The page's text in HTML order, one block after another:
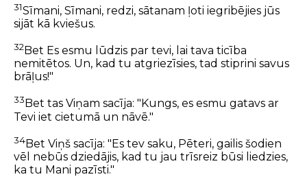
31Sīmani, Sīmani, redzi, sātanam ļoti iegribējies jūs
sijāt kā kviešus.
32 Bet Es esmu lūdzis par tevi, lai tava ticība
nemitētos. Un, kad tu atgriezīsies, tad stiprini savus
brāļus!"
33 Bet tas Viņam sacīja: "Kungs, es esmu gatavs ar
Tevi iet cietumā un nāvē."
34Bet Viņš sacīja: "Es tev saku, Pēteri, gailis šodien
vēl nebūs dziedājis, kad tu jau trīsreiz būsi liedzies,
ka tu Mani pazīsti."